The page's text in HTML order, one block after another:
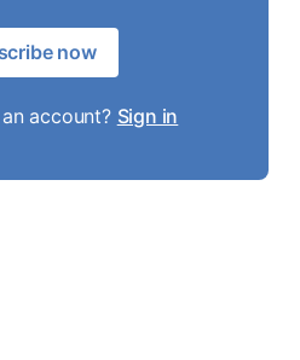
now
account? Sign in